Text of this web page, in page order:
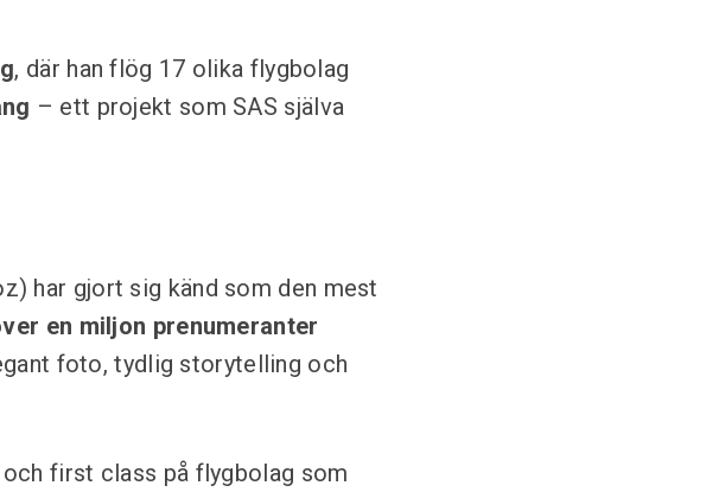
, där han flög 17 olika flygbolag
– ett projekt som SAS själva
har gjort sig känd som den mest
en miljon prenumeranter
foto, tydlig storytelling och
first class på flygbolag som